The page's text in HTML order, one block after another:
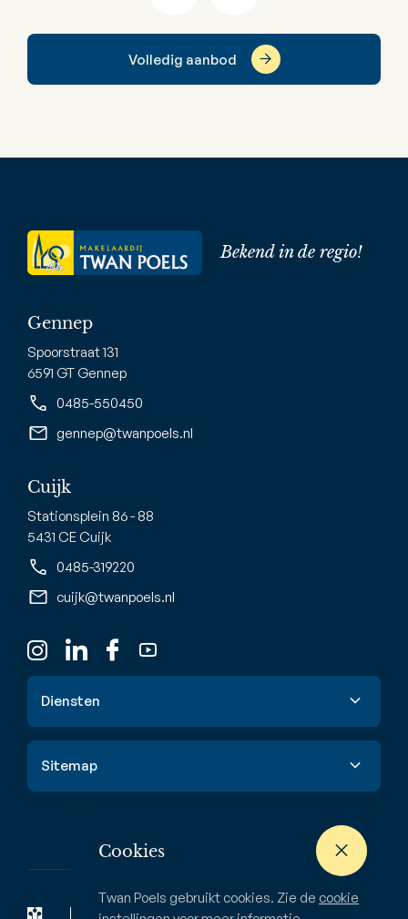
Volledig aanbod
Cookies
Twan Poels gebruikt cookies. Zie de cookie
Bekend in de regio!
Gennep
Spoorstraat 131
6591 GT Gennep
0485-550450
gennep@twanpoels.nl
Cuijk
Stationsplein 86 - 88
5431 CE Cuijk
0485-319220
cuijk@twanpoels.nl
Diensten
Waardebepaling
Verhuur & huur
Zoekopdracht
Sitemap
Nieuwbouw
Bedrijven